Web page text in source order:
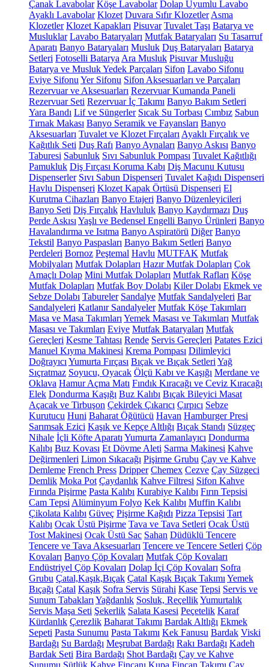
Çanak Lavabolar Köşe Lavabolar Dolap Uyumlu Lavabo
Ayaklı Lavabolar Klozet Duvara Sıfır Klozetler Asma
Klozetler Klozet Kapakları Pisuvar Tuvalet Taşı Batarya ve
Musluklar Lavabo Bataryaları Mutfak Bataryaları Su Tasarruf
Aparatı Banyo Bataryaları Musluk Duş Bataryaları Batarya
Setleri Fotoselli Batarya Ara Musluk Pisuvar Musluğu
Batarya ve Musluk Yedek Parçaları Sifon Lavabo Sifonu
Eviye Sifonu Yer Sifonu Sifon Aksesuarları ve Parçaları
Rezervuar ve Aksesuarları Rezervuar Kumanda Paneli
Rezervuar Seti Rezervuar İç Takımı Banyo Bakım Setleri
Yara Bandı Lif ve Süngerler Sıcak Su Torbası Cımbız Sabun
Tırnak Makası Banyo Seramik ve Fayansları Banyo
Aksesuarları Tuvalet ve Klozet Fırçaları Ayaklı Fırçalık ve
Kağıtlık Seti Duş Rafı Banyo Aynaları Banyo Askısı Banyo
Taburesi Sabunluk Sıvı Sabunluk Pompası Tuvalet Kağıtlığı
Pamukluk Diş Fırçası Koruma Kabı Diş Macunu Kutusu
Dispenserler Sıvı Sabun Dispenseri Tuvalet Kağıdı Dispenseri
Havlu Dispenseri Klozet Kapak Örtüsü Dispenseri El
Kurutma Cihazları Banyo Etajeri Banyo Düzenleyicileri
Banyo Seti Diş Fırçalık Havluluk Banyo Kaydırmazı Duş
Perde Askısı Yaşlı ve Bedensel Engelli Banyo Ürünleri Banyo
Havalandırma ve Isıtma Banyo Aspiratörü Diğer Banyo
Tekstil Banyo Paspasları Banyo Bakım Setleri Banyo
Perdeleri Bornoz Peştemal Havlu MUTFAK Mutfak
Mobilyaları Mutfak Dolapları Hazır Mutfak Dolapları Çok
Amaçlı Dolap Mini Mutfak Dolapları Mutfak Rafları Köşe
Mutfak Dolapları Mutfak Boy Dolabı Kiler Dolabı Ekmek ve
Sebze Dolabı Tabureler Sandalye Mutfak Sandalyeleri Bar
Sandalyeleri Katlanır Sandalyeler Mutfak Köşe Takımları
Masa ve Masa Takımları Yemek Masası ve Takımları Mutfak
Masası ve Takımları Eviye Mutfak Bataryaları Mutfak
Gereçleri Kesme Tahtası Rende Servis Gereçleri Patates Ezici
Manuel Kıyma Makinesi Krema Pompası Dilimleyici
Doğrayıcı Yumurta Fırçası Bıçak ve Bıçak Setleri Yağ
Sıçratmaz Soyucu, Oyacak Ölçü Kabı ve Kaşığı Merdane ve
Oklava Hamur Açma Matı Fındık Kıracağı ve Ceviz Kıracağı
Elek Dondurma Kaşığı Buz Kalıbı Bıçak Bileyici Masat
Açacak ve Tirbuşon Çekirdek Çıkarıcı Çırpıcı Sebze
Kurutucu Huni Baharat Öğütücü Havan Hamburger Presi
Sarımsak Ezici Kaşık ve Kepçe Altlığı Bıçak Standı Süzgeç
Nihale İçli Köfte Aparatı Yumurta Zamanlayıcı Dondurma
Kalıbı Buz Kovası Et Dövme Aleti Sarma Makinesi Kahve
Değirmenleri Limon Sıkacağı Pişirme Grubu Çay ve Kahve
Demleme French Press Dripper Chemex Cezve Çay Süzgeci
Demlik Moka Pot Çaydanlık Kahve Filtresi Sifon Kahve
Fırında Pişirme Pasta Kalıbı Kurabiye Kalıbı Fırın Tepsisi
Cam Tepsi Alüminyum Folyo Kek Kalıbı Muffin Kalıbı
Çikolata Kalıbı Güveç Pişirme Kağıdı Pizza Tepsisi Tart
Kalıbı Ocak Üstü Pişirme Tava ve Tava Setleri Ocak Üstü
Tost Makinesi Ocak Üstü Sac Sahan Düdüklü Tencere
Tencere ve Tava Aksesuarları Tencere ve Tencere Setleri Çöp
Kovaları Banyo Çöp Kovaları Mutfak Çöp Kovaları
Endüstriyel Çöp Kovaları Dolap İçi Çöp Kovaları Sofra
Grubu Çatal,Kaşık,Bıçak Çatal Kaşık Bıçak Takımı Yemek
Bıçağı Çatal Kaşık Sofra Servis Sürahi Kase Tepsi Servis ve
Sunum Tabakları Yağdanlık Sosluk, ReçellikYumurtalık
Servis Maşa Seti Şekerlik Salata Kasesi Peçetelik Karaf
Kürdanlık Çerezlik Baharat Takımı Bardak Altlığı Ekmek
Sepeti Pasta Sunumu Pasta Takımı Kek Fanusu Bardak Viski
Bardağı Su Bardağı Meşrubat Bardağı Rakı Bardağı Kadeh
Bardak Seti Bira Bardağı Shot Bardağı Çay ve Kahve
Sunumu Sütlük Kahve Fincanı Kupa Fincan Takımı Çay